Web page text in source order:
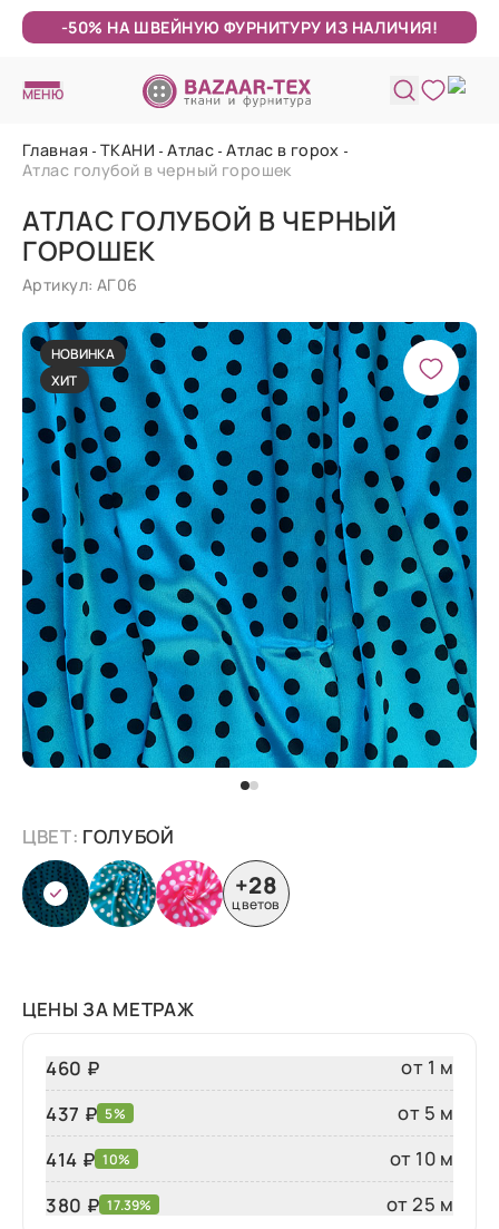
-50% НА ШВЕЙНУЮ ФУРНИТУРУ ИЗ НАЛИЧИЯ!
МЕНЮ
Главная ТКАНИ Атлас Атлас в горох
Атлас голубой в черный горошек
АТЛАС ГОЛУБОЙ В ЧЕРНЫЙ
ГОРОШЕК
Артикул: АГ06
НОВИНКА
ХИТ
ЦВЕТ: ГОЛУБОЙ
+28
цветов
ЦЕНЫ ЗА МЕТРАЖ
460 ₽
от 1 м
437 ₽ 5%
от 5 м
414 ₽ 10%
от 10 м
380 ₽ 17.39% от 25 м